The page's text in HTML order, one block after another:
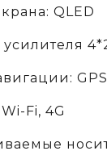
QLED
Fi, 4G